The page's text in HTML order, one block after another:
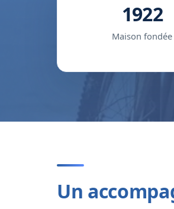
1922
Maison fondée
Un